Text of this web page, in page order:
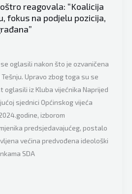
reagovala: “Koalicija
fokus na podjelu pozicija,
oglasili nakon što je ozvaničena
Tešnju. Upravo zbog toga su se
oglasili iz Kluba vijećnika Naprijed
sjednici Općinskog vijeća
izborom
predsjedavajućeg, postalo
većina predvođena ideološki
SDA